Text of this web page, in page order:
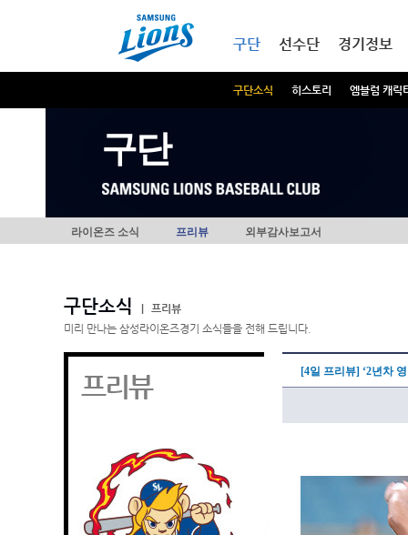
구단
구단소식 히스토리 엠블럼 캐릭
선수단 경기정보
구단
라이온즈 소식 프리뷰 외부감사보고서
구단소식
프리뷰
미리 만나는 삼성라이온즈경기 소식들을 전해 드립니다.
프리뷰 [4일 프리뷰] ‘2년차